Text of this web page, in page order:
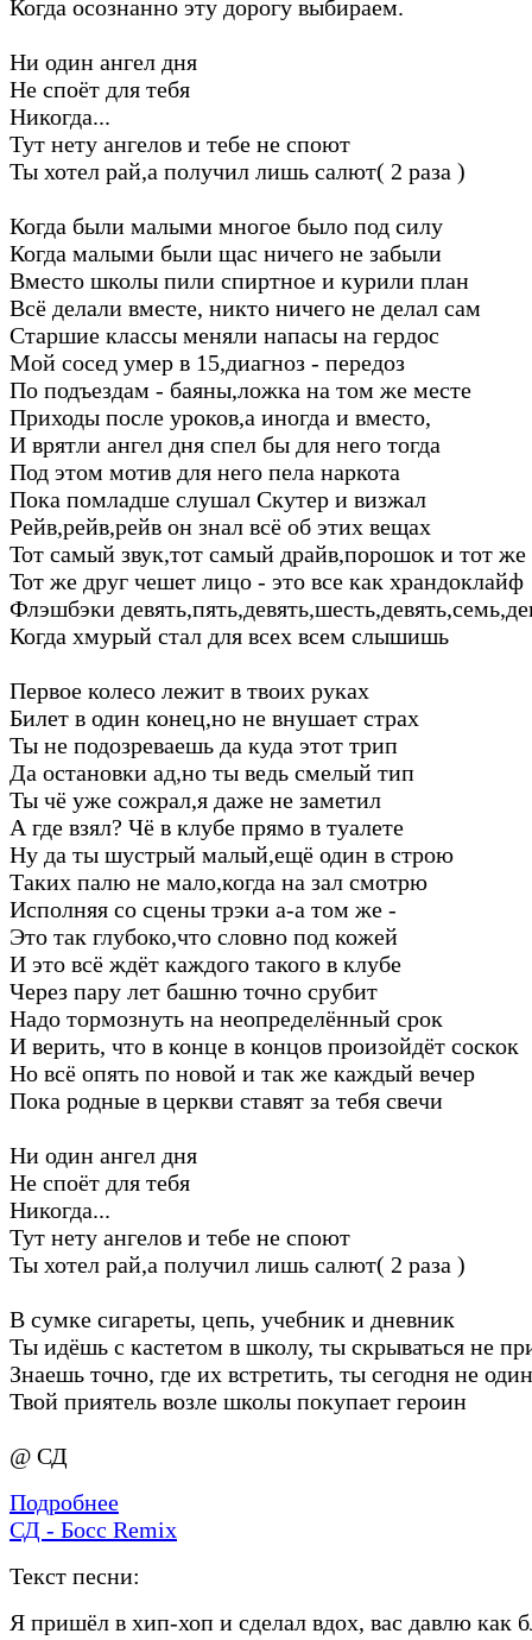
Когда осознанно эту дорогу выбираем.
Ни один ангел дня
Не споёт для тебя
Никогда...
Тут нету ангелов и тебе не споют
Ты хотел рай,а получил лишь салют( 2 раза )
Когда были малыми многое было под силу
Когда малыми были щас ничего не забыли
Вместо школы пили спиртное и курили план
Всё делали вместе, никто ничего не делал сам
Старшие классы меняли напасы на гердос
Мой сосед умер в 15,диагноз - передоз
По подъездам - баяны,ложка на том же месте
Приходы после уроков,а иногда и вместо,
И врятли ангел дня спел бы для него тогда
Под этом мотив для него пела наркота
Пока помладше слушал Скутер и визжал
Рейв,рейв,рейв он знал всё об этих вещах
Тот самый звук,тот самый драйв,порошок и тот
Тот же друг чешет лицо - это все как храндоклайф
Флэшбэки
Когда хмурый стал для всех всем слышишь
Первое колесо лежит в твоих руках
Билет в один конец,но не внушает страх
Ты не подозреваешь да куда этот трип
Да остановки ад,но ты ведь смелый тип
Ты чё уже сожрал,я даже не заметил
А где взял? Чё в клубе прямо в туалете
Ну да ты шустрый малый,ещё один в строю
Таких палю не мало,когда на зал смотрю
Исполняя со сцены трэки а-а том же -
Это так глубоко,что словно под кожей
И это всё ждёт каждого такого в клубе
Через пару лет башню точно срубит
Надо тормознуть на неопределённый срок
И верить, что в конце в концов произойдёт соскок
Но всё опять по новой и так же каждый вечер
Пока родные в церкви ставят за тебя свечи
Ни один ангел дня
Не споёт для тебя
Никогда...
Тут нету ангелов и тебе не споют
Ты хотел рай,а получил лишь салют( 2 раза )
В сумке сигареты, цепь, учебник и дневник
Ты идёшь с кастетом в школу, ты скрываться не
Знаешь точно, где их встретить, ты сегодня не один
Твой приятель возле школы покупает героин
@ СД
Подробнее
СД - Босс Remix
Текст песни:
Я пришёл в хип-хоп и сделал вдох, вас давлю как